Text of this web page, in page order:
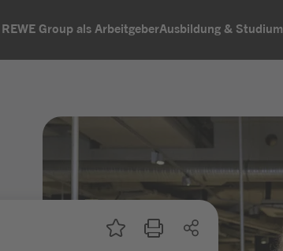
REWE Group als ArbeitgeberAusbildung & Studium